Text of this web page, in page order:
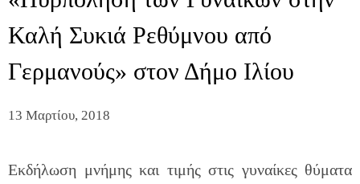
Καλή Συκιά Ρεθύμνου από
Γερμανούς» στον Δήμο Ιλίου
13 Μαρτίου, 2018
Εκδήλωση μνήμης και τιμής στις γυναίκες θύματα